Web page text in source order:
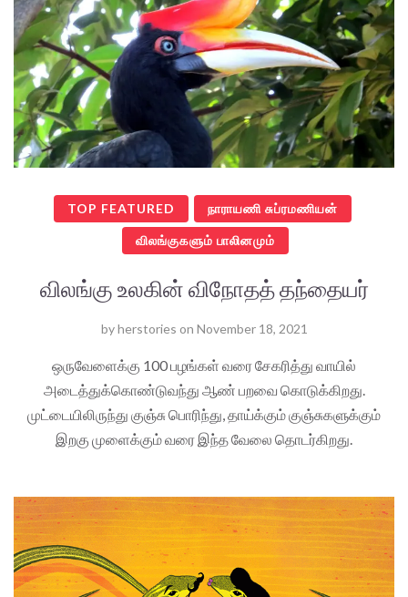
TOP FEATURED நாராயணி சுப்ரமணியன்
விலங்குகளும் பாலினமும்
விலங்கு உலகின் விநோதத் தந்தையர்
byherstories on November 18, 2021
ஒருவேளைக்கு 100 பழங்கள் வரை சேகரித்து வாயில்
அடைத்துக்கொண்டுவந்து ஆண் பறவை கொடுக்கிறது.
முட்டையிலிருந்து குஞ்சு பொரிந்து, தாய்க்கும் குஞ்சுகளுக்கும்
இறகு முளைக்கும் வரை இந்த வேலை தொடர்கிறது.